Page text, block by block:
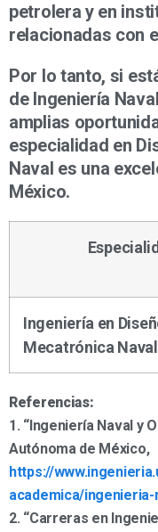
petrolera y en
relacionadas con
Por lo tanto, si
de Ingeniería
amplias
especialidad en
Naval es una
México.
Ingeniería en
Mecatrónica Naval
Referencias:
1. “Ingeniería Naval y
Autónoma de México,
https://
academica/
2. “Carreras en